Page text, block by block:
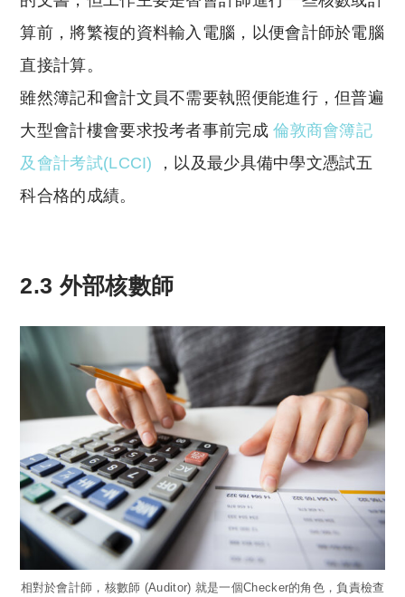
算前，將繁複的資料輸入電腦，以便會計師於電腦
直接計算。
雖然簿記和會計文員不需要執照便能進行，但普遍
大型會計樓會要求投考者事前完成倫敦商會簿記
及會計考試(LCCI) ，以及最少具備中學文憑試五
科合格的成績。
2.3 外部核數師
相對於會計師，核數師 (Auditor) 就是一個Checker的角色，負責檢查